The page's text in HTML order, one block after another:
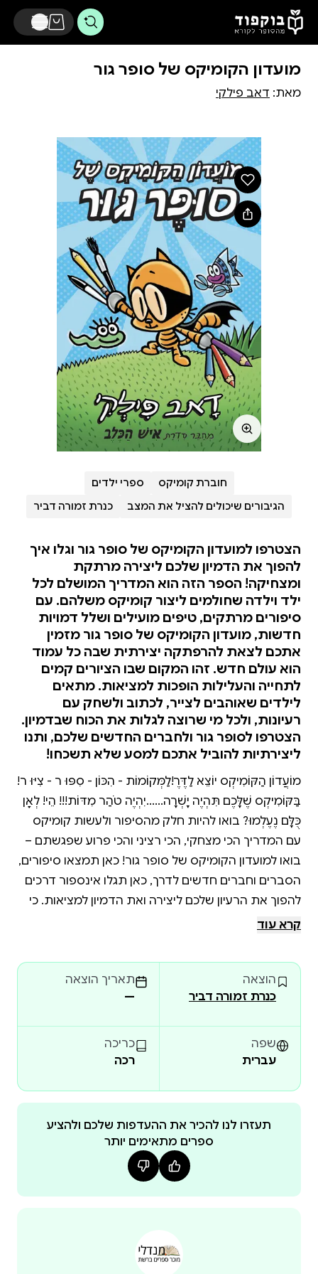
דלג לתוכן הראשי
מועדון הקומיקס של סופר גור
מאת: דאב פילקי
חוברת קומיקס
ספרי ילדים
הגיבורים שיכולים להציל את המצב
כנרת זמורה דביר
הצטרפו למועדון הקומיקס של סופר גור וגלו איך
להפוך את הדמיון שלכם ליצירה מרתקת
ומצחיקה! הספר הזה הוא המדריך המושלם לכל
ילד וילדה שחולמים ליצור קומיקס משלהם. עם
סיפורים מרתקים, טיפים מועילים ושלל דמויות
חדשות, מועדון הקומיקס של סופר גור מזמין
אתכם לצאת להרפתקה יצירתית שבה כל עמוד
הוא עולם חדש. זהו המקום שבו הציורים קמים
לתחייה והעלילות הופכות למציאות. מתאים
לילדים שאוהבים לצייר, לכתוב ולשחק עם
רעיונות, ולכל מי שרוצה לגלות את הכוח שבדמיון.
הצטרפו לסופר גור ולחברים החדשים שלכם, ותנו
ליצירתיות להוביל אתכם למסע שלא תשכחו!
מוֹעֲדוֹן הַקּוֹמִיקְס יוֹצֵא לַדֶּרֶךְ!לַמְּקוֹמוֹת - הִכּוֹן - סִפּוּ ר - צִיּוּ ר!
בַּקּוֹמִיקְס שֶׁלָּכֶם תִּהְיֶה יָשְׁרָה......יִהְיֶה טֹהַר מִדּוֹת!!! הֵי! לְאָן
כֻּלָּם נֶעֶלְמוּ? בואו להיות חלק מהסיפור ולעשות קומיקס
עם המדריך הכי מצחקי, הכי רציני והכי פרוע שפגשתם –
בואו למועדון הקומיקס של סופר גור! כאן תמצאו סיפורים,
הסברים וחברים חדשים לדרך, כאן תגלו אינספור דרכים
להפוך את הרעיון שלכם ליצירה ואת הדמיון למציאות. כי
במועדון הקומיקס של סופר גור כל סיפור הוא הרפתקה
קרא עוד
הוצאה
כנרת זמורה דביר
תאריך הוצאה
—
שפה
עברית
כריכה
רכה
תעזרו לנו להכיר את ההעדפות שלכם ולהציע
ספרים מתאימים יותר